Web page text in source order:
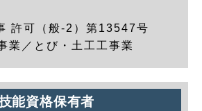
許可（般-2）第13547号
業／とび・土工工事業
能資格保有者